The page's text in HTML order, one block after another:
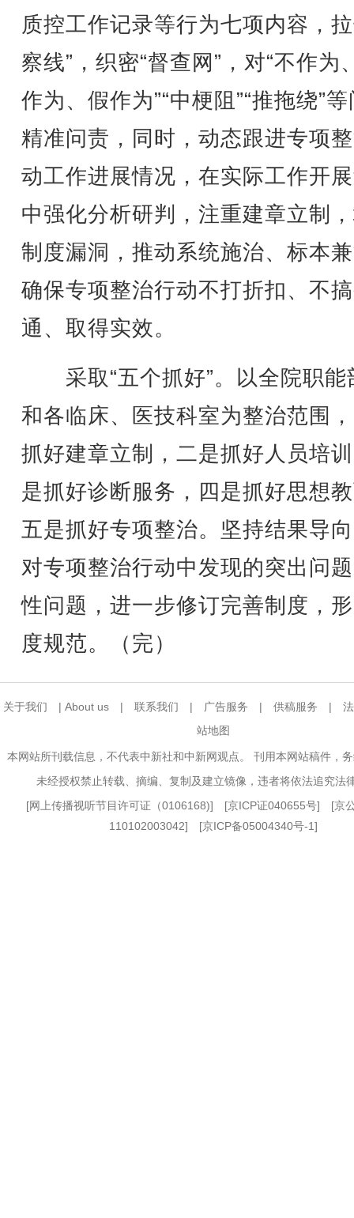
质控工作记录等行为七项内容，
察线”，织密“督查网”，对“不作为
作为、假作为”“中梗阻”“推拖绕”
精准问责，同时，动态跟进专项
动工作进展情况，在实际工作开
中强化分析研判，注重建章立制
制度漏洞，推动系统施治、标本
确保专项整治行动不打折扣、不
通、取得实效。
采取“五个抓好”。以全院职能
和各临床、医技科室为整治范围
抓好建章立制，二是抓好人员培
是抓好诊断服务，四是抓好思想
五是抓好专项整治。坚持结果导
对专项整治行动中发现的突出问
性问题，进一步修订完善制度，
度规范。（完）
关于我们 | About us | 联系我们 | 广告服务 | 供稿服务 |
站地图
本网站所刊载信息，不代表中新社和中新网观点。 刊用本网站稿件，
未经授权禁止转载、摘编、复制及建立镜像，违者将依法追究法
[网上传播视听节目许可证（0106168)] [京ICP证040655号] [京
110102003042] [京ICP备05004340号-1]